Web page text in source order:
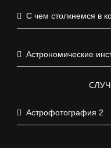
С чем столкнемся в
Астрономические
Астрофотография 2